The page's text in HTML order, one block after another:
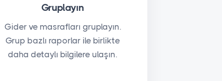
Gruplayın
Gider ve masrafları gruplayın.
Grup bazlı raporlar ile birlikte
daha detaylı bilgilere ulaşın.